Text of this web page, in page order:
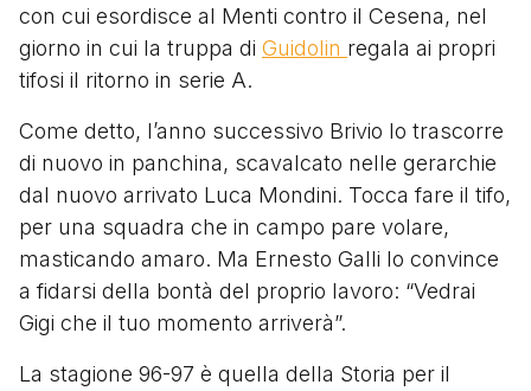
con cui esordisce al Menti contro il Cesena, nel
giorno in cui la truppa di Guidolin regala ai propri
tifosi il ritorno in serie A.
Come detto, l’anno successivo Brivio lo trascorre
di nuovo in panchina, scavalcato nelle gerarchie
dal nuovo arrivato Luca Mondini. Tocca fare il tifo,
per una squadra che in campo pare volare,
masticando amaro. Ma Ernesto Galli lo convince
a fidarsi della bontà del proprio lavoro: “Vedrai
Gigi che il tuo momento arriverà”.
La stagione 96-97 è quella della Storia per il